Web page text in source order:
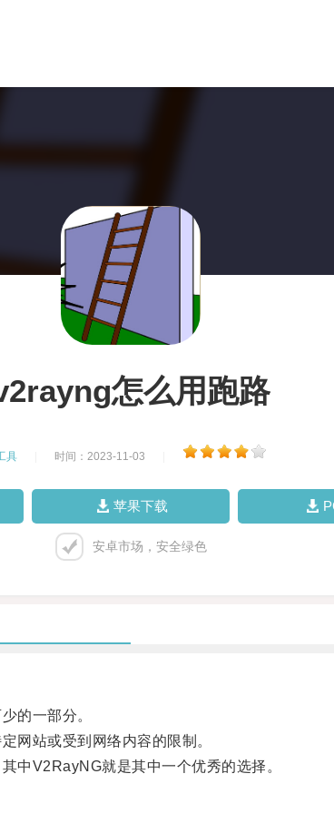
怎么用跑路
具 时间：2023-11-03
苹果下载
安卓市场，安全绿色
的一部分。
站或受到网络内容的限制。
V2RayNG就是其中一个优秀的选择。